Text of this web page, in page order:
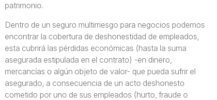
patrimonio.
Dentro de un seguro multirriesgo para negocios podemos
encontrar la cobertura de deshonestidad de empleados,
esta cubrirá las pérdidas económicas (hasta la suma
asegurada estipulada en el contrato) -en dinero,
mercancías o algún objeto de valor- que pueda sufrir el
asegurado, a consecuencia de un acto deshonesto
cometido por uno de sus empleados (hurto, fraude o